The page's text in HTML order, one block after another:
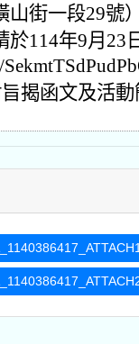
山街一段29號
於114年9月23
揭函文及活動